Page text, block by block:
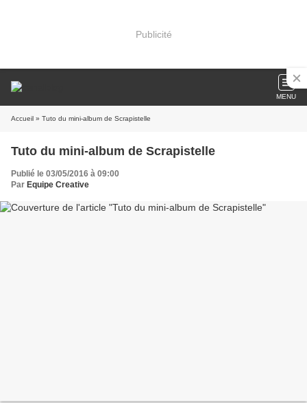
Publicité
MENU
Accueil » Tuto du mini-album de Scrapistelle
Tuto du mini-album de Scrapistelle
Publié le 03/05/2016 à 09:00
Par Equipe Creative